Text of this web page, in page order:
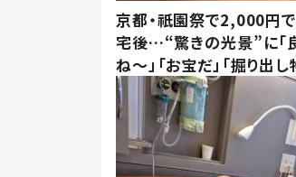
京都・祇園祭で2,000円
宅後…“驚きの光景”に「
ね～」「お宝だ」「掘り出し